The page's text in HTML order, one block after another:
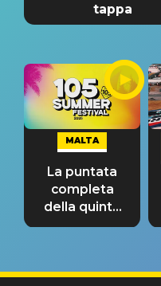
tappa
MALTA
La puntata
completa
della quinta
tappa